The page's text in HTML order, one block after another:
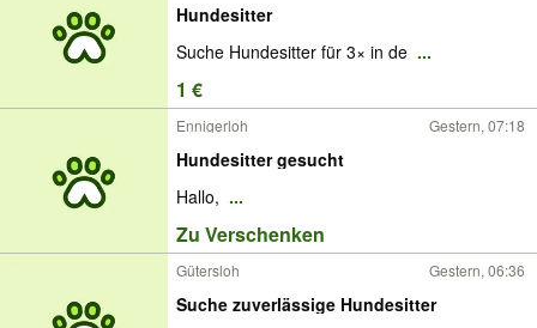
Hundesitter
Suche Hundesitter für 3× in de ...
1 €
Ennigerloh Gestern, 07:18
Hundesitter gesucht
Hallo, ...
Zu Verschenken
Gütersloh Gestern, 06:36
Suche zuverlässige Hundesitter